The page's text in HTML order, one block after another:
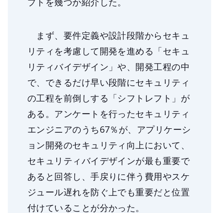
まず、要件定義や設計段階からセキュ
リティを考慮して開発を進める「セキュ
リティバイデザイン」や、開発工程の中
で、できるだけ早い段階にセキュリティ
の工程を前倒しする「シフトレフト」が
ある。アンケートを行ったセキュリティ
エンジニアのうち67％が、アプリケーシ
ョン開発のセキュリティ向上において、
セキュリティバイデザインが最も重要で
あると回答し、手戻りに伴う費用やスケ
ジュール遅れを防ぐ上でも重要だと位置
付けていることが分かった。